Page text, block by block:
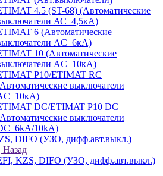
4.5 (ST-68) (Автоматические
АС_4,5кА)
6 (Автоматические
AC_6кА)
10 (Автоматические
AC_10кА)
P10/ETIMAT RC
выключатели
DC/ETIMAT P10 DC
выключатели
10kA)
DIFO (УЗО, дифф.авт.выкл.)
Назад
KZS, DIFO (УЗО, дифф.авт.выкл.)